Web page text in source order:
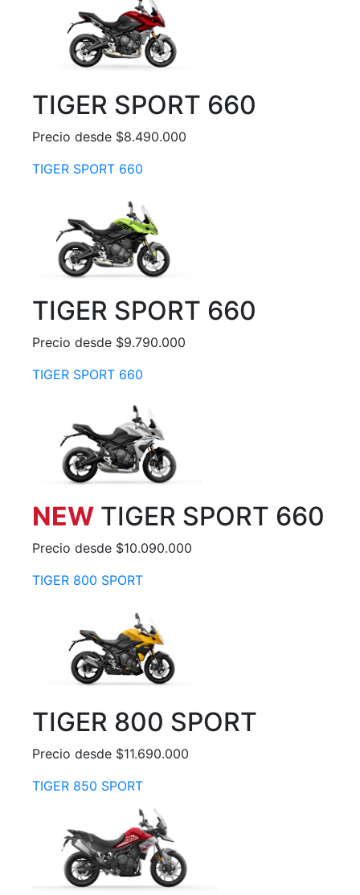
TIGER SPORT 660
Precio desde $8.490.000
TIGER SPORT 660
TIGER SPORT 660
Precio desde $9.790.000
TIGER SPORT 660
NEW TIGER SPORT 660
Precio desde $10.090.000
TIGER 800 SPORT
TIGER 800 SPORT
Precio desde $11.690.000
TIGER 850 SPORT